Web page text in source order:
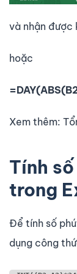
và nhận được
hoặc
Xem thêm:
Tính
trong
Để tính số
dụng công